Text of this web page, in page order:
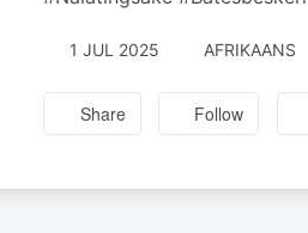
1 JUL 2025 AFRIKAANS
Share Follow